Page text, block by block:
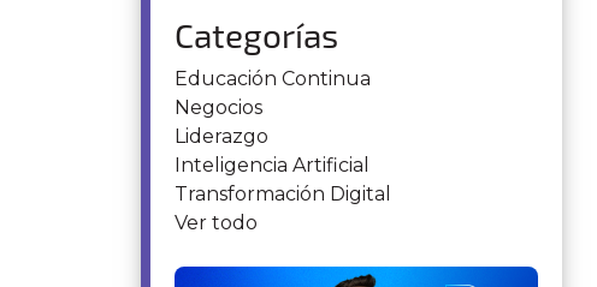
Categorías
Educación Continua
Negocios
Liderazgo
Inteligencia Artificial
Transformación Digital
Ver todo